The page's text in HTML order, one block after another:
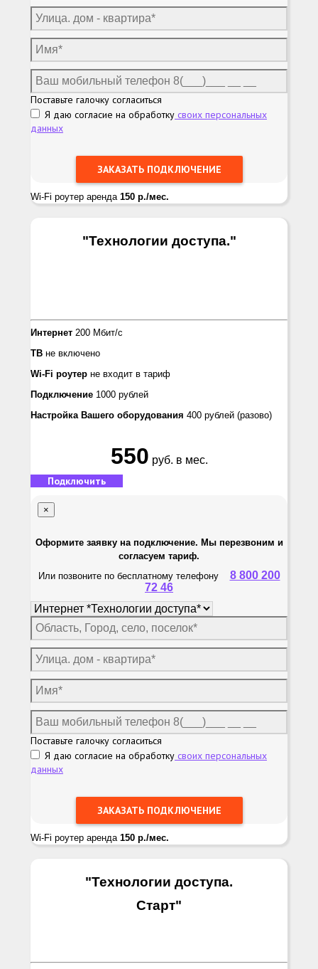
Поставьте галочку согласиться
Я даю согласие на обработку своих персональных
данных
Wi-Fi роутер аренда 150 р./мес.
"Технологии доступа."
Интернет 200 Мбит/с
ТВ не включено
Wi-Fi роутер не входит в тариф
Подключение 1000 рублей
Настройка Вашего оборудования 400 рублей (разово)
550 руб. в мес.
Подключить
×
Оформите заявку на подключение. Мы перезвоним и
согласуем тариф.
Или позвоните по бесплатному телефону 8 800 200
72 46
Поставьте галочку согласиться
Я даю согласие на обработку своих персональных
данных
Wi-Fi роутер аренда 150 р./мес.
"Технологии доступа.
Старт"